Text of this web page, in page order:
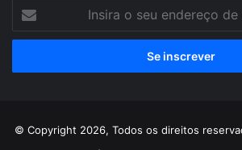
seu
de
© Copyright 2026, Todos os direitos